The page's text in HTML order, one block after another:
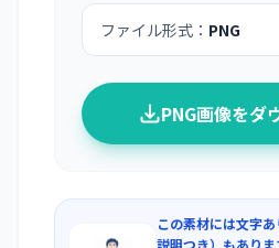
ファイル形式： PNG
PNG画像をダ
この素材には文字
説明つき）もありま